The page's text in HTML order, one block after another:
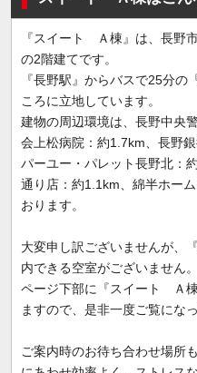
『スイート Ａ棟』は、長野
の2階建てです。
『長野駅』からバスで25分の
ころに立地しています。
建物の周辺環境は、長野中央
会上松病院：約1.7km、長野
パーユー・パレット長野北：
通り店：約1.1km、綿半ホー
おります。
大変申し訳ございませんが、
内できる空室がございません。
ページ下部に『スイート Ａ
ますので、是非一度ご覧にな
ご案内時のお待ち合わせ場所